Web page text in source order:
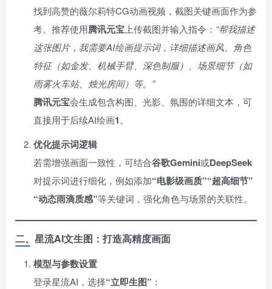
找到高赞的薇尔莉特CG动画视频，截图关键画面作为参
考。推荐使用腾讯元宝 上传截图并输入指令： “帮我描述
这张图片，我需要AI绘画提示词，详细描述画风、角色
特征（如金发、机械手臂、深色制服）、场景细节（如
雨雾火车站、烛光房间）等。”
腾讯元宝会生成包含构图、光影、氛围的详细文本，可
直接用于后续AI绘画1。
优化提示词逻辑
若需增强画面一致性，可结合谷歌Gemini或DeepSeek
对提示词进行细化，例如添加​“电影级画质”“超高细节”
“动态雨滴质感”​等关键词，强化角色与场景的关联性。
二、星流AI文生图：打造高精度画面
模型与参数设置
登录星流AI，选择​“立即生图”​ ：